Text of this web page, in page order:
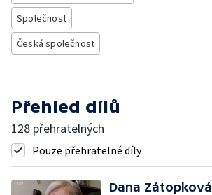
Společnost
Česká společnost
Přehled dílů
128 přehratelných
Pouze přehratelné díly
Dana Zátopková